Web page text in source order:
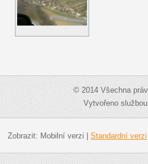
© 2014 Všechna
Vytvořeno
Zobrazit: Mobilní verzi Standardní verzi